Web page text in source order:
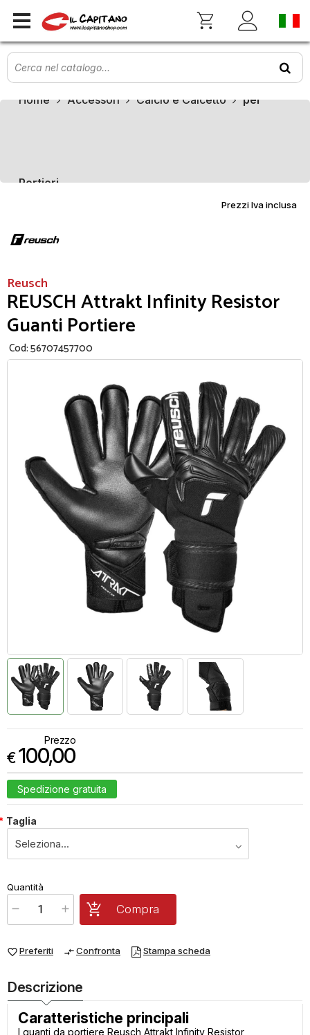
Home Accessori Calcio e Calcetto per
Portieri
Prezzi Iva inclusa
Reusch
REUSCH Attrakt Infinity Resistor
Guanti Portiere
Cod:56707457700
Prezzo
€100,00
Spedizione gratuita
Taglia
x1 Prezzo finale:
Quantità
favorite_borderPreferiti compare_arrowsConfronta Stampa scheda
Compra
Descrizione
Caratteristiche principali
I guanti da portiere Reusch Attrakt Infinity Resistor